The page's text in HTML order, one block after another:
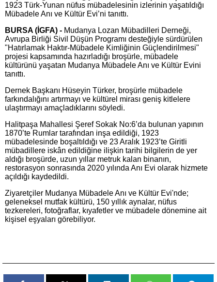
1923 Türk-Yunan nüfus mübadelesinin izlerinin yaşatıldığı
Mübadele Anı ve Kültür Evi’ni tanıttı.
BURSA (İGFA) - Mudanya Lozan Mübadilleri Derneği,
Avrupa Birliği Sivil Düşün Programı desteğiyle sürdürülen
"Hatırlamak Haktır-Mübadele Kimliğinin Güçlendirilmesi"
projesi kapsamında hazırladığı broşürle, mübadele
kültürünü yaşatan Mudanya Mübadele Anı ve Kültür Evini
tanıttı.
Dernek Başkanı Hüseyin Türker, broşürle mübadele
farkındalığını artırmayı ve kültürel mirası geniş kitlelere
ulaştırmayı amaçladıklarını söyledi.
Halitpaşa Mahallesi Şeref Sokak No:6’da bulunan yapının
1870’te Rumlar tarafından inşa edildiği, 1923
mübadelesinde boşaltıldığı ve 23 Aralık 1923’te Giritli
mübadillere iskân edildiğine ilişkin tarihi bilgilerin de yer
aldığı broşürde, uzun yıllar metruk kalan binanın,
restorasyon sonrasında 2020 yılında Anı Evi olarak hizmete
açıldığı kaydedildi.
Ziyaretçiler Mudanya Mübadele Anı ve Kültür Evi'nde;
geleneksel mutfak kültürü, 150 yıllık aynalar, nüfus
tezkereleri, fotoğraflar, kıyafetler ve mübadele dönemine ait
kişisel eşyaları görebiliyor.